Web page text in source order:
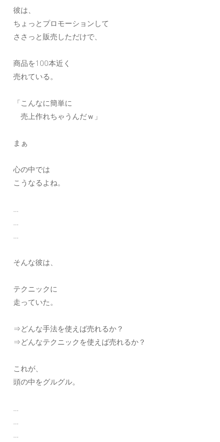
彼は、
ちょっとプロモーションして
ささっと販売しただけで、
商品を100本近く
売れている。
「こんなに簡単に
売上作れちゃうんだｗ」
まぁ
心の中では
こうなるよね。
…
…
…
そんな彼は、
テクニックに
走っていた。
⇒どんな手法を使えば売れるか？
⇒どんなテクニックを使えば売れるか？
これが、
頭の中をグルグル。
…
…
…